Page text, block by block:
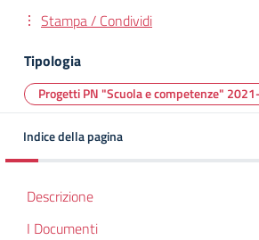
Stampa / Condividi
Tipologia
Progetti PN "Scuola e competenze"
Indice della pagina
Descrizione
I Documenti